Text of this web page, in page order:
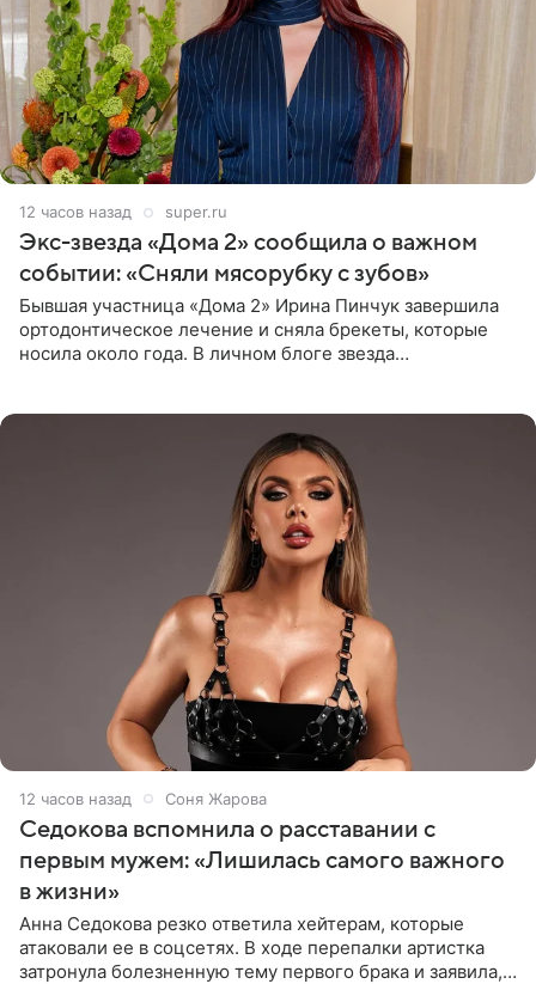
12 часов назад super.ru
Экс-звезда «Дома 2» сообщила о важном
событии: «Сняли мясорубку с зубов»
Бывшая участница «Дома 2» Ирина Пинчук завершила
ортодонтическое лечение и сняла брекеты, которые
носила около года. В личном блоге звезда
12 часов назад Соня Жарова
Седокова вспомнила о расставании с
первым мужем: «Лишилась самого важного
в жизни»
Анна Седокова резко ответила хейтерам, которые
атаковали ее в соцсетях. В ходе перепалки артистка
затронула болезненную тему первого брака и заявила,